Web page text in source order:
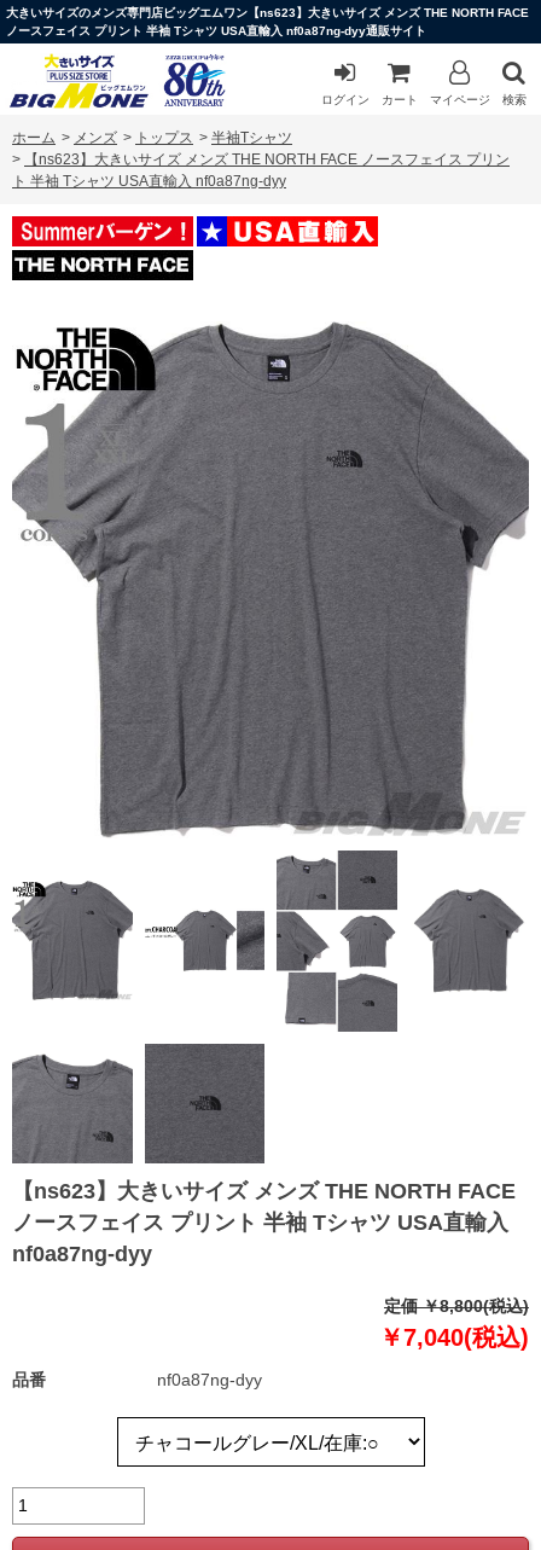
大きいサイズのメンズ専門店ビッグエムワン【ns623】大きいサイズ メンズ THE NORTH FACE
ノースフェイス プリント 半袖 Tシャツ USA直輸入 nf0a87ng-dyy通販サイト
ログイン カート マイページ 検索
ホーム > メンズ > トップス > 半袖Tシャツ
>
【ns623】大きいサイズ メンズ THE NORTH FACE ノースフェイス プリン
ト 半袖 Tシャツ USA直輸入 nf0a87ng-dyy
【ns623】大きいサイズ メンズ THE NORTH FACE
ノースフェイス プリント 半袖 Tシャツ USA直輸入
nf0a87ng-dyy
定価 ￥8,800(税込)
￥7,040(税込)
品番 nf0a87ng-dyy